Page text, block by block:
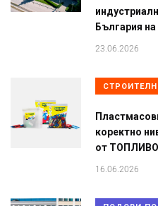
България
23.06.2026
коректно
от
16.06.2026